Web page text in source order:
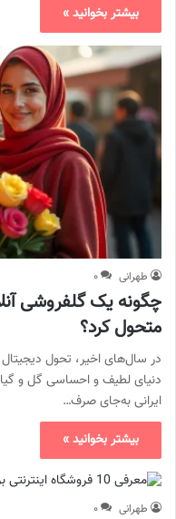
بیشتر بخوانید »
طهرانی ۰
چگونه یک گلفروشی
متحول کرد؟
در سال‌های اخیر، تحول
دنیای لطیف و احساسی گل و
ایرانی به‌جای صرف…
بیشتر بخوانید »
طهرانی ۰